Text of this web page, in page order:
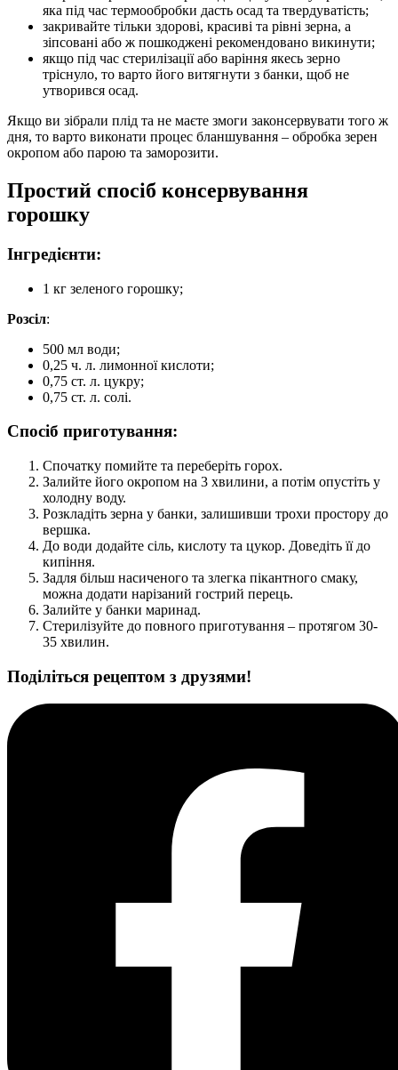
яка під час термообробки дасть осад та твердуватість;
закривайте тільки здорові, красиві та рівні зерна, а
зіпсовані або ж пошкоджені рекомендовано викинути;
якщо під час стерилізації або варіння якесь зерно
тріснуло, то варто його витягнути з банки, щоб не
утворився осад.
Якщо ви зібрали плід та не маєте змоги законсервувати того ж
дня, то варто виконати процес бланшування – обробка зерен
окропом або парою та заморозити.
Простий спосіб консервування
горошку
Інгредієнти:
1 кг зеленого горошку;
Розсіл:
500 мл води;
0,25 ч. л. лимонної кислоти;
0,75 ст. л. цукру;
0,75 ст. л. солі.
Спосіб приготування:
Спочатку помийте та переберіть горох.
Залийте його окропом на 3 хвилини, а потім опустіть у
холодну воду.
Розкладіть зерна у банки, залишивши трохи простору до
вершка.
До води додайте сіль, кислоту та цукор. Доведіть її до
кипіння.
Задля більш насиченого та злегка пікантного смаку,
можна додати нарізаний гострий перець.
Залийте у банки маринад.
Стерилізуйте до повного приготування – протягом 30-
35 хвилин.
Поділіться рецептом з друзями!